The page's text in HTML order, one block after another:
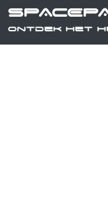
Ontdek het